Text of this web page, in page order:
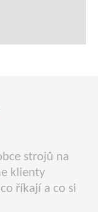
strojů na
klienty
říkají a co si